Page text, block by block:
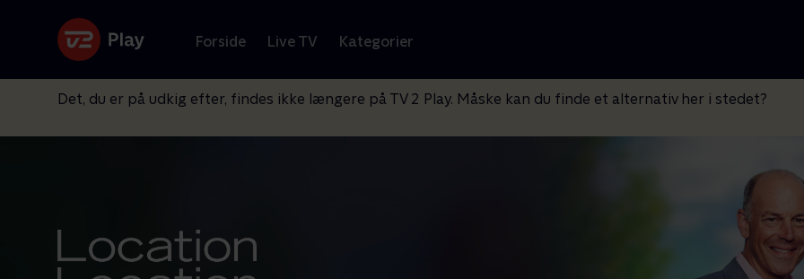
Forside Live TV Kategorier
Det, du er på udkig efter, findes ikke længere på TV 2 Play. Måske kan du finde et alternativ her i stedet?